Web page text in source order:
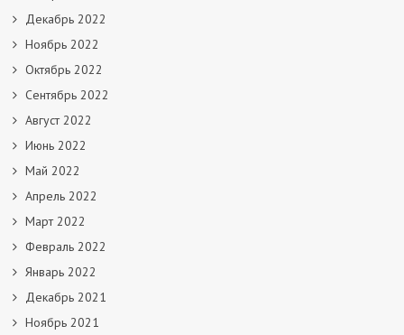
Декабрь 2022
Ноябрь 2022
Октябрь 2022
Сентябрь 2022
Август 2022
Июнь 2022
Май 2022
Апрель 2022
Март 2022
Февраль 2022
Январь 2022
Декабрь 2021
Ноябрь 2021